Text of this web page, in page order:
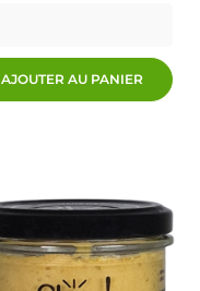
AJOUTER AU PANIER